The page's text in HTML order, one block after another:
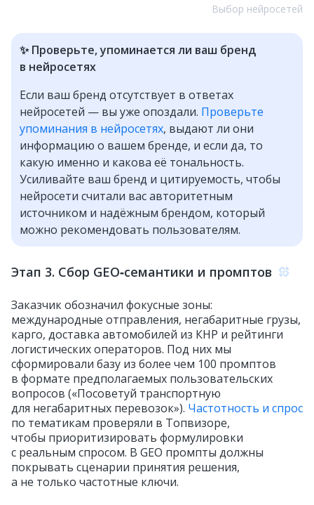
Выбор нейросетей
✨ Проверьте, упоминается ли ваш бренд
в нейросетях
Если ваш бренд отсутствует в ответах
нейросетей — вы уже опоздали. Проверьте
упоминания в нейросетях, выдают ли они
информацию о вашем бренде, и если да, то
какую именно и какова её тональность.
Усиливайте ваш бренд и цитируемость, чтобы
нейросети считали вас авторитетным
источником и надёжным брендом, который
можно рекомендовать пользователям.
Этап 3. Сбор GEO‑семантики и промптов
Заказчик обозначил фокусные зоны:
международные отправления, негабаритные грузы,
карго, доставка автомобилей из КНР и рейтинги
логистических операторов. Под них мы
сформировали базу из более чем 100 промптов
в формате предполагаемых пользовательских
вопросов («Посоветуй транспортную
для негабаритных перевозок»). Частотность и спрос
по тематикам проверяли в Топвизоре,
чтобы приоритизировать формулировки
с реальным спросом. В GEO промпты должны
покрывать сценарии принятия решения,
а не только частотные ключи.